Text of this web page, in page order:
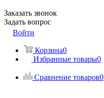
Заказать звонок
Задать вопрос
Войти
Корзина0
Избранные товары0
Сравнение товаров0